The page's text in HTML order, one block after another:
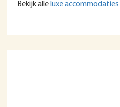
Bekijk alle luxe accommodaties